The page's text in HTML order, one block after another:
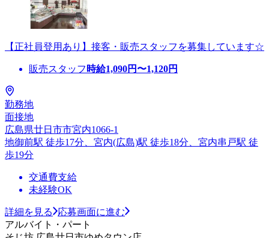
【正社員登用あり】接客・販売スタッフを募集しています☆
販売スタッフ 時給1,090円〜1,120円
勤務地
面接地
広島県廿日市市宮内1066-1
地御前駅 徒歩17分、宮内(広島)駅 徒歩18分、宮内串戸駅 徒
歩19分
交通費支給
未経験OK
詳細を見る
応募画面に進む
アルバイト・パート